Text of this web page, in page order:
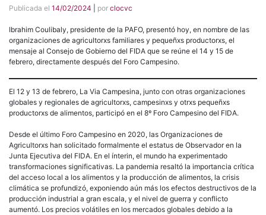
Publicada el 14/02/2024 por clocvc
Ibrahim Coulibaly, presidente de la PAFO, presentó hoy, en nombre de las
organizaciones de agricultorxs familiares y pequeñxs productorxs, el
mensaje al Consejo de Gobierno del FIDA que se reúne el 14 y 15 de
febrero, directamente después del Foro Campesino.
El 12 y 13 de febrero, La Via Campesina, junto con otras organizaciones
globales y regionales de agricultorxs, campesinxs y otrxs pequeñxs
productorxs de alimentos, participó en el 8º Foro Campesino del FIDA.
Desde el último Foro Campesino en 2020, las Organizaciones de
Agricultorxs han solicitado formalmente el estatus de Observador en la
Junta Ejecutiva del FIDA. En el ínterin, el mundo ha experimentado
transformaciones significativas. La pandemia resaltó la importancia crítica
del acceso local a los alimentos y la producción de alimentos, la crisis
climática se profundizó, exponiendo aún más los efectos destructivos de la
producción industrial a gran escala, y el nivel de guerra y conflicto
aumentó. Los precios volátiles en los mercados globales debido a la